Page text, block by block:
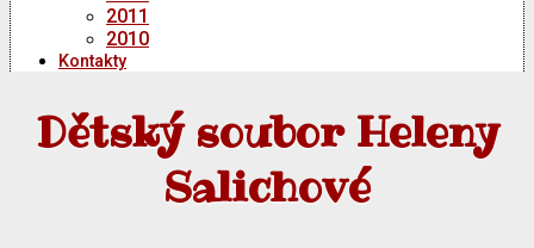
2011
2010
Kontakty
Dětský soubor Heleny
Salichové